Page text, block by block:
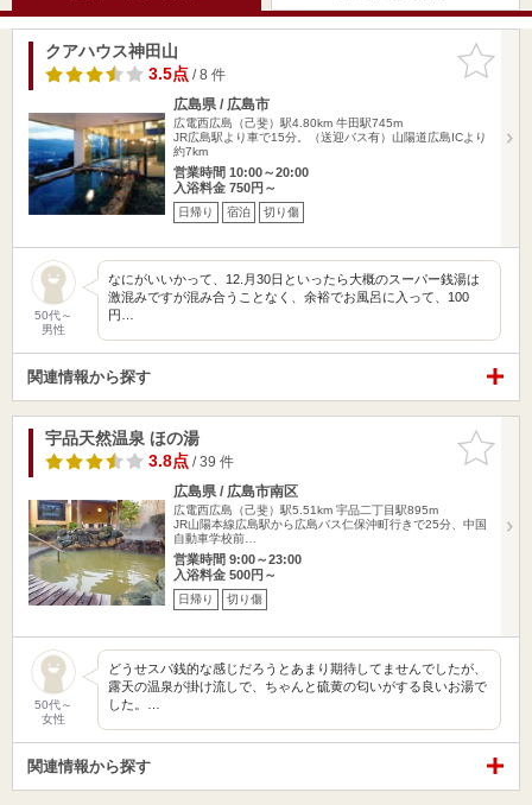
お気に入
りに追加
クアハウス神田山
3.5点/ 8 件
広島県 / 広島市
広電西広島（己斐）駅4.80km 牛田駅745m
JR広島駅より車で15分。（送迎バス有）山陽道広島ICより
約7km
営業時間 10:00～20:00
入浴料金 750円～
日帰り 宿泊 切り傷
50代～
男性
なにがいいかって、12.月30日といったら大概のスーパー銭湯は
激混みですが混み合うことなく、余裕でお風呂に入って、100
円…
関連情報から探す
お気に入
りに追加
宇品天然温泉 ほの湯
3.8点/ 39 件
広島県 / 広島市南区
広電西広島（己斐）駅5.51km 宇品二丁目駅895m
JR山陽本線広島駅から広島バス仁保沖町行きで25分、中国
自動車学校前…
営業時間 9:00～23:00
入浴料金 500円～
日帰り 切り傷
50代～
女性
どうせスパ銭的な感じだろうとあまり期待してませんでしたが、
露天の温泉が掛け流しで、ちゃんと硫黄の匂いがする良いお湯で
した。…
関連情報から探す